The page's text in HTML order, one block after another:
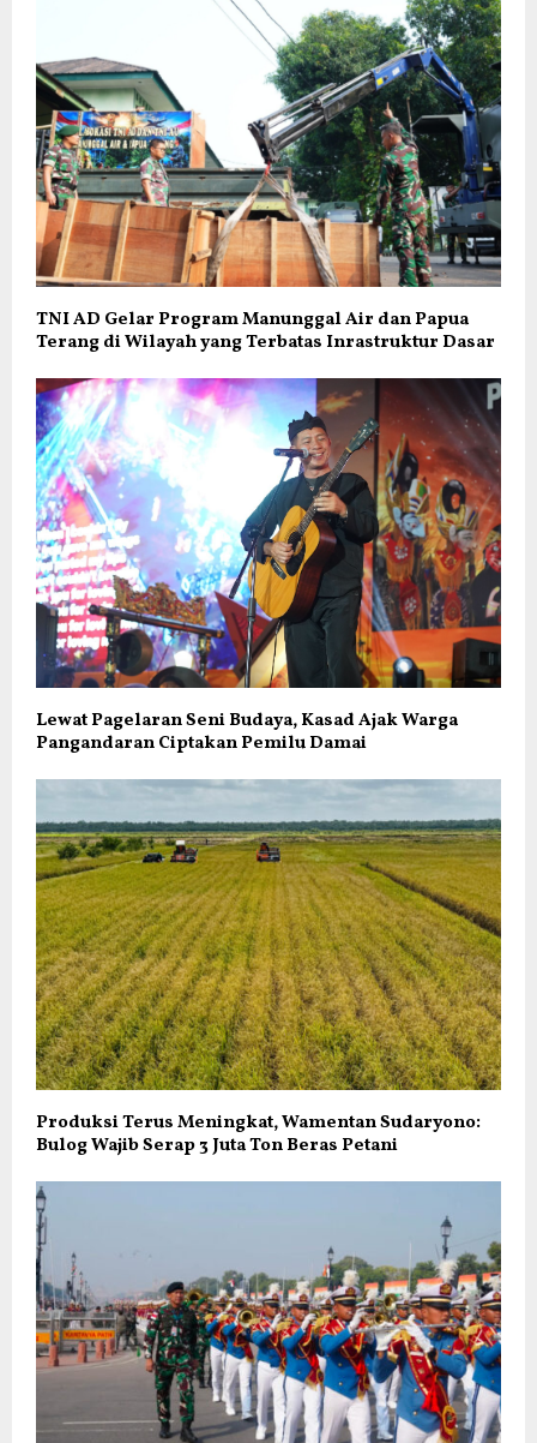
TNI AD Gelar Program Manunggal Air dan Papua
Terang di Wilayah yang Terbatas Inrastruktur Dasar
Lewat Pagelaran Seni Budaya, Kasad Ajak Warga
Pangandaran Ciptakan Pemilu Damai
Produksi Terus Meningkat, Wamentan Sudaryono:
Bulog Wajib Serap 3 Juta Ton Beras Petani